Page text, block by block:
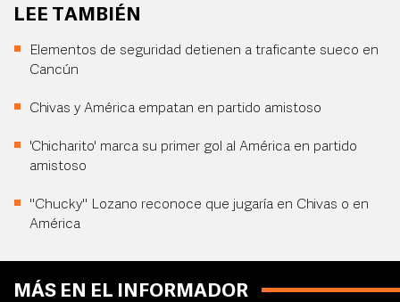
LEE TAMBIÉN
Elementos de seguridad detienen a traficante sueco en
Cancún
Chivas y América empatan en partido amistoso
'Chicharito' marca su primer gol al América en partido
amistoso
"Chucky" Lozano reconoce que jugaría en Chivas o en
América
MÁS EN EL INFORMADOR